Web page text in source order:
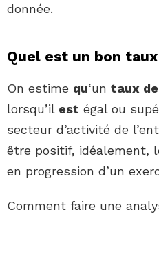
donnée.
Quel est un bon
On estime qu‘un taux
lorsqu’il est égal ou
secteur d’activité de
être positif, idéalement,
en progression d’un
Comment faire une